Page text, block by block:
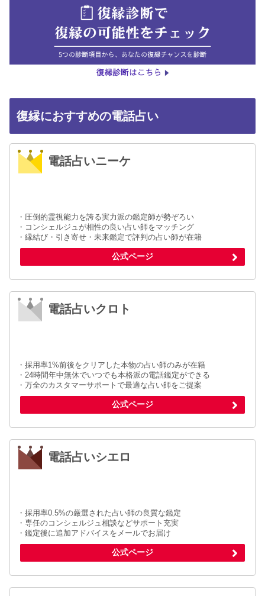
復縁におすすめの電話占い
電話占いニーケ
・圧倒的霊視能力を誇る実力派の鑑定師が勢ぞろい
・コンシェルジュが相性の良い占い師をマッチング
・縁結び・引き寄せ・未来鑑定で評判の占い師が在籍
公式ページ
電話占いクロト
・採用率1%前後をクリアした本物の占い師のみが在籍
・24時間年中無休でいつでも本格派の電話鑑定ができる
・万全のカスタマーサポートで最適な占い師をご提案
公式ページ
電話占いシエロ
・採用率0.5%の厳選された占い師の良質な鑑定
・専任のコンシェルジュ相談などサポート充実
・鑑定後に追加アドバイスをメールでお届け
公式ページ